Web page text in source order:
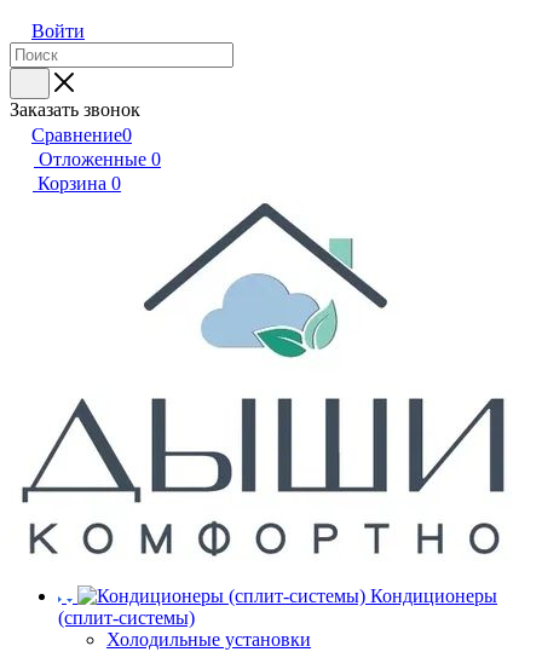
Войти
Заказать звонок
Сравнение0
Отложенные 0
Корзина 0
Кондиционеры
(сплит-системы)
Холодильные установки